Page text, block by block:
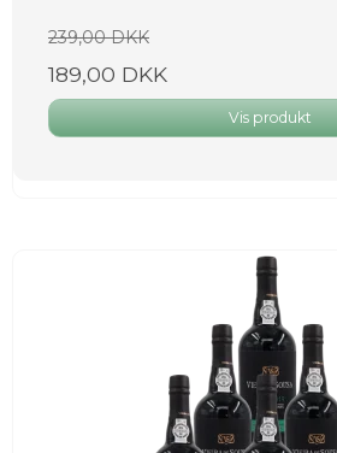
239,00 DKK
189,00 DKK
Vis produkt